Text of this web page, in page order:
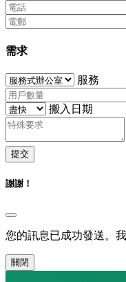
需求
服務
搬入日期
提交
謝謝！
您的訊息已成功發送。
關閉